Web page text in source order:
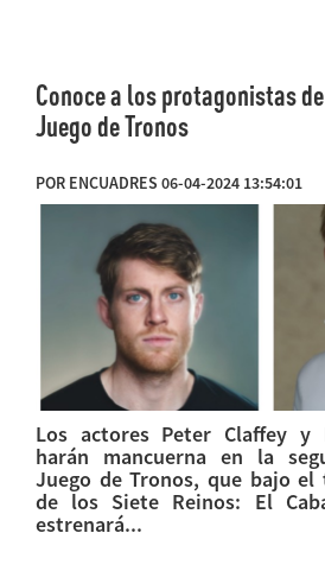
Conoce a los protagonistas
Juego de Tronos
POR ENCUADRES 06-04-2024 13:54:01
Los actores Peter Claffey y
harán mancuerna en la
Juego de Tronos, que bajo
de los Siete Reinos: El
estrenará...